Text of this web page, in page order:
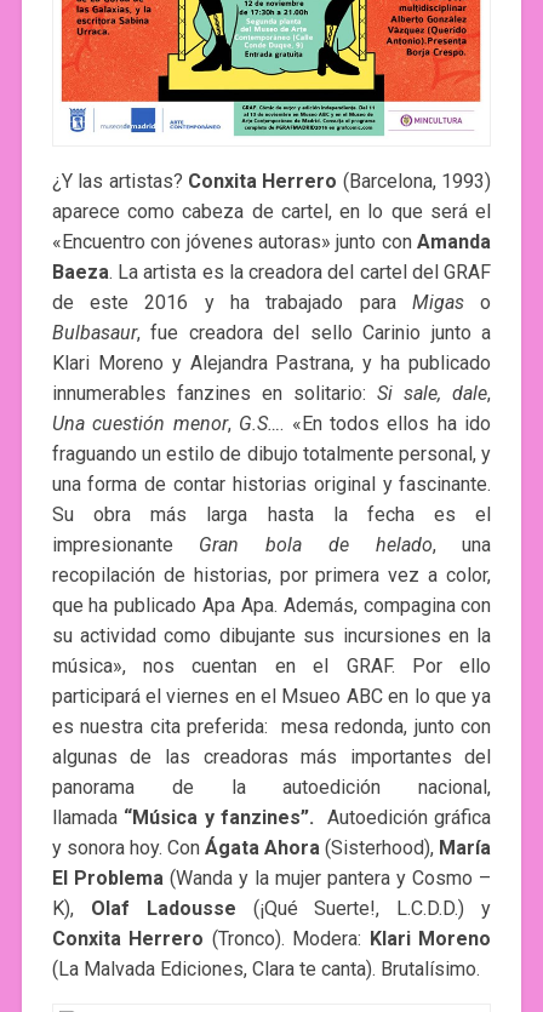
¿Y las artistas? Conxita Herrero (Barcelona, 1993)
aparece como cabeza de cartel, en lo que será el
«Encuentro con jóvenes autoras» junto conAmanda
Baeza. La artista es la creadora del cartel del GRAF
de este 2016 y ha trabajado paraMigas o
Bulbasaur, fue creadora del sello Carinio junto a
Klari Moreno y Alejandra Pastrana, y ha publicado
innumerables fanzines en solitario:Si sale, dale,
Una cuestión menor, G.S…. «En todos ellos ha ido
fraguando un estilo de dibujo totalmente personal, y
una forma de contar historias original y fascinante.
Su obra más larga hasta la fecha es el
impresionante Gran bola de helado, una
recopilación de historias, por primera vez a color,
que ha publicado Apa Apa. Además, compagina con
su actividad como dibujante sus incursiones en la
música», nos cuentan en el GRAF. Por ello
participará el viernes en el Msueo ABC en lo que ya
es nuestra cita preferida: mesa redonda, junto con
algunas de las creadoras más importantes del
panorama de la autoedición nacional,
llamada “Música y fanzines”. Autoedición gráfica
y sonora hoy. ConÁgata Ahora (Sisterhood), María
El Problema(Wanda y la mujer pantera y Cosmo –
K), Olaf Ladousse (¡Qué Suerte!, L.C.D.D.) y
Conxita Herrero (Tronco). Modera: Klari Moreno
(La Malvada Ediciones, Clara te canta). Brutalísimo.